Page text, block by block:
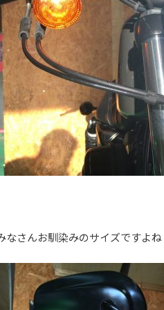
なさんお馴染みのサイズですよ